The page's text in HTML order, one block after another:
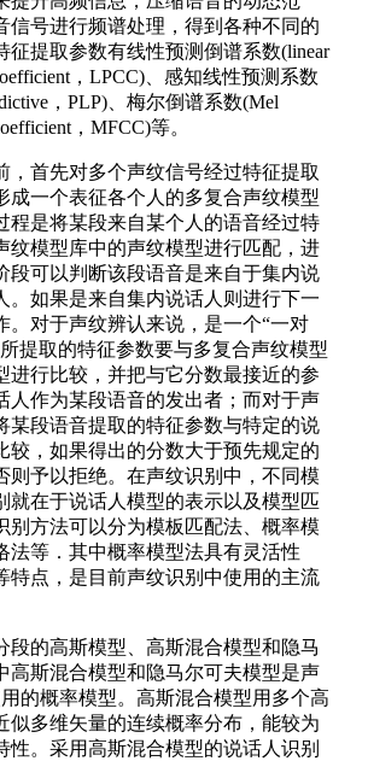
信号进行频谱处理，得到各种不同的
征提取参数有线性预测倒谱系数(linear
，LPCC)、感知线性预测系数
，PLP)、梅尔倒谱系数(Mel
，MFCC)等。
首先对多个声纹信号经过特征提取
成一个表征各个人的多复合声纹模型
程是将某段来自某个人的语音经过特
纹模型库中的声纹模型进行匹配，进
段可以判断该段语音是来自于集内说
。如果是来自集内说话人则进行下一
。对于声纹辨认来说，是一个“一对
提取的特征参数要与多复合声纹模型
进行比较，并把与它分数最接近的参
人作为某段语音的发出者；而对于声
某段语音提取的特征参数与特定的说
较，如果得出的分数大于预先规定的
则予以拒绝。在声纹识别中，不同模
就在于说话人模型的表示以及模型匹
别方法可以分为模板匹配法、概率模
法等．其中概率模型法具有灵活性
特点，是目前声纹识别中使用的主流
的高斯模型、高斯混合模型和隐马
高斯混合模型和隐马尔可夫模型是声
的概率模型。高斯混合模型用多个高
似多维矢量的连续概率分布，能较为
性。采用高斯混合模型的说话人识别